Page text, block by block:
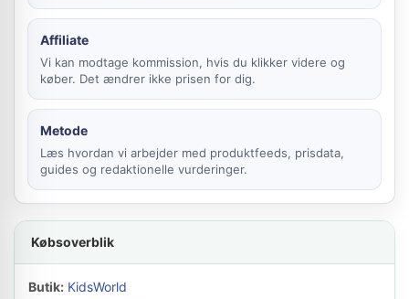
Affiliate
Vi kan modtage kommission, hvis du klikker videre og
køber. Det ændrer ikke prisen for dig.
Metode
Læs hvordan vi arbejder med produktfeeds, prisdata,
guides og redaktionelle vurderinger.
Købsoverblik
Butik: KidsWorld